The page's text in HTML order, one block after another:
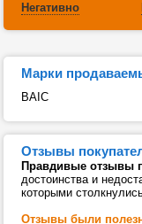
Негативно
Марки
BAIC
Отзывы
Правдивые отзывы
достоинства и
которыми
Отзывы были